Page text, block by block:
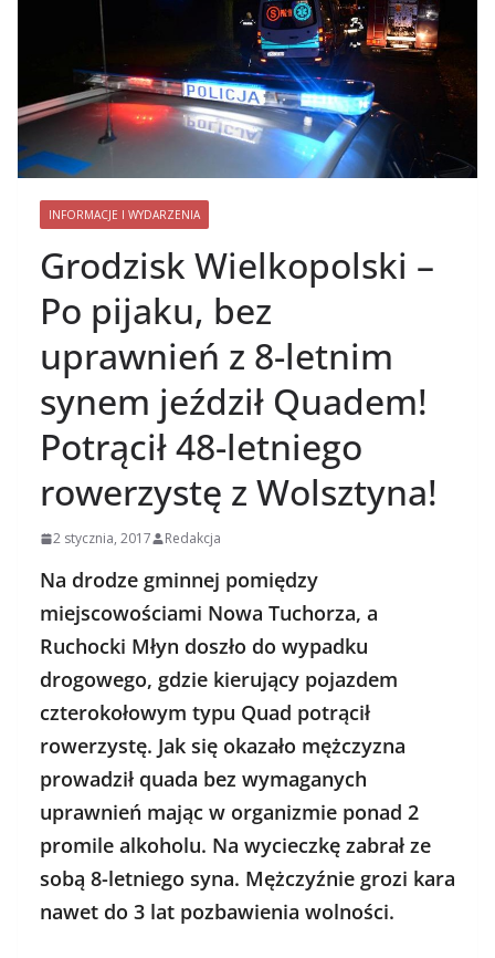
INFORMACJE I WYDARZENIA
Grodzisk Wielkopolski –
Po pijaku, bez
uprawnień z 8-letnim
synem jeździł Quadem!
Potrącił 48-letniego
rowerzystę z Wolsztyna!
2 stycznia, 2017 Redakcja
Na drodze gminnej pomiędzy
miejscowościami Nowa Tuchorza, a
Ruchocki Młyn doszło do wypadku
drogowego, gdzie kierujący pojazdem
czterokołowym typu Quad potrącił
rowerzystę. Jak się okazało mężczyzna
prowadził quada bez wymaganych
uprawnień mając w organizmie ponad 2
promile alkoholu. Na wycieczkę zabrał ze
sobą 8-letniego syna. Mężczyźnie grozi kara
nawet do 3 lat pozbawienia wolności.